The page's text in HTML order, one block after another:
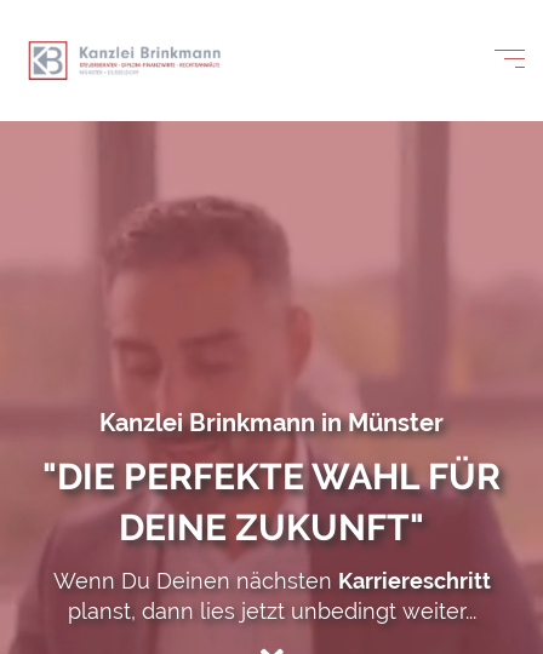
Kanzlei Brinkmann in Münster
"DIE PERFEKTE WAHL FÜR
DEINE ZUKUNFT"
Wenn Du Deinen nächsten Karriereschritt
planst, dann lies jetzt unbedingt weiter...